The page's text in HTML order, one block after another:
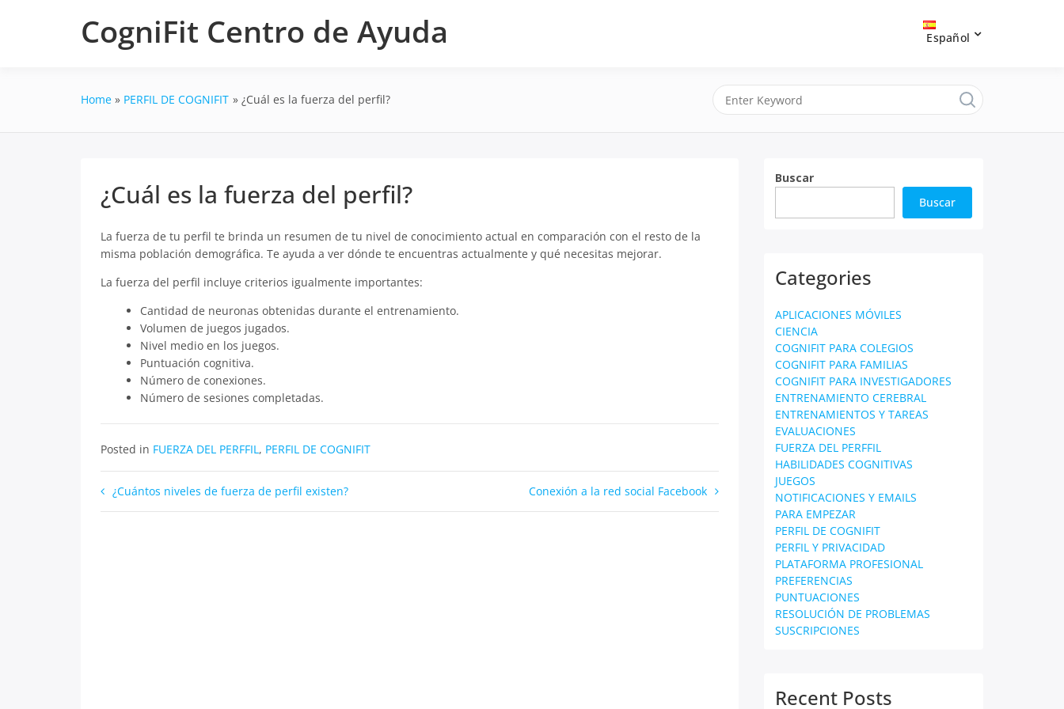
CogniFit Centro de Ayuda Español
Home PERFIL DE COGNIFIT ¿Cuál es la fuerza del perfil?
¿Cuál es la fuerza del perfil?
La fuerza de tu perfil te brinda un resumen de tu nivel de conocimiento actual en comparación con el resto de la
misma población demográfica. Te ayuda a ver dónde te encuentras actualmente y qué necesitas mejorar.
La fuerza del perfil incluye criterios igualmente importantes:
Cantidad de neuronas obtenidas durante el entrenamiento.
Volumen de juegos jugados.
Nivel medio en los juegos.
Puntuación cognitiva.
Número de conexiones.
Número de sesiones completadas.
Posted in FUERZA DEL PERFFIL, PERFIL DE COGNIFIT
Navegación
de
¿Cuántos niveles de fuerza de perfil existen? Conexión a la red social Facebook
Buscar
Buscar
Categories
APLICACIONES MÓVILES
CIENCIA
COGNIFIT PARA COLEGIOS
COGNIFIT PARA FAMILIAS
COGNIFIT PARA INVESTIGADORES
ENTRENAMIENTO CEREBRAL
ENTRENAMIENTOS Y TAREAS
EVALUACIONES
FUERZA DEL PERFFIL
HABILIDADES COGNITIVAS
JUEGOS
NOTIFICACIONES Y EMAILS
PARA EMPEZAR
PERFIL DE COGNIFIT
PERFIL Y PRIVACIDAD
PLATAFORMA PROFESIONAL
PREFERENCIAS
PUNTUACIONES
RESOLUCIÓN DE PROBLEMAS
SUSCRIPCIONES
Recent Posts